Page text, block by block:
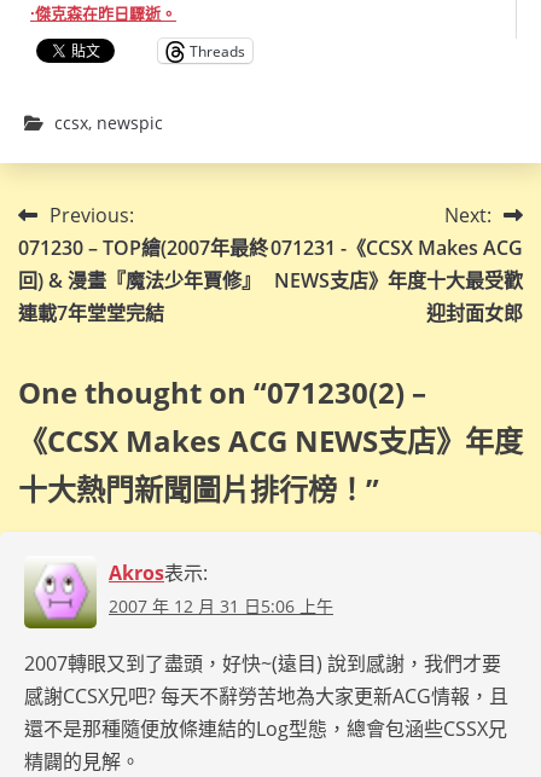
·傑克森在昨日驟逝。
Threads
ccsx, newspic
文
章
導
Previous:
071230 – TOP繪(2007年最終
回) & 漫畫『魔法少年賈修』
連載7年堂堂完結
Next:
071231 -《CCSX Makes ACG
NEWS支店》年度十大最受歡
迎封面女郎
One thought on “071230(2) –
《CCSX Makes ACG NEWS支店》年度
十大熱門新聞圖片排行榜！ ”
Akros表示:
2007 年 12 月 31 日5:06 上午
2007轉眼又到了盡頭，好快~(遠目) 說到感謝，我們才要
感謝CCSX兄吧? 每天不辭勞苦地為大家更新ACG情報，且
還不是那種隨便放條連結的Log型態，總會包涵些CSSX兄
精闢的見解。